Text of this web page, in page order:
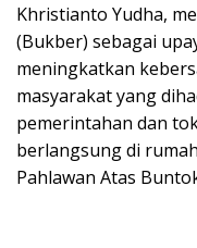
Khristianto Yudha,
(Bukber) sebagai
meningkatkan
masyarakat yang
pemerintahan dan
berlangsung di
Pahlawan Atas